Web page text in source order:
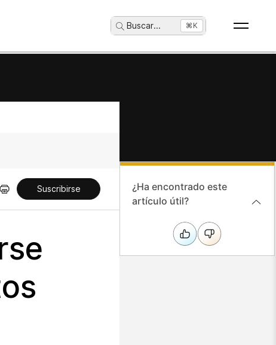
Buscar... ⌘K
Suscribirse
¿Ha encontrado este
artículo útil?